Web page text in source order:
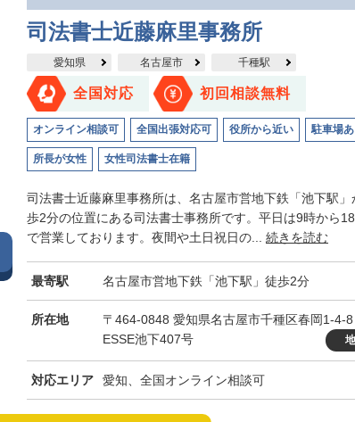
司法書士近藤麻里事務所
愛知県 名古屋市 千種駅
全国対応 初回相談無料
オンライン相談可 全国出張対応可 役所から近い 駐車場あ
所長が女性 女性司法書士在籍
司法書士近藤麻里事務所は、名古屋市営地下鉄「池下駅」
歩2分の位置にある司法書士事務所です。平日は9時から
で営業しております。夜間や土日祝日の... 続きを読む
最寄駅 名古屋市営地下鉄「池下駅」徒歩2分
所在地
〒464-0848 愛知県名古屋市千種区春岡1-4-8
ESSE池下407号
対応エリア 愛知、全国オンライン相談可